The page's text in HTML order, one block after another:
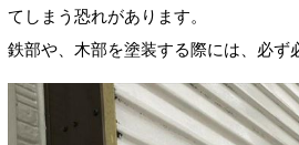
てしまう恐れがあります。
鉄部や、木部を塗装する際には、必ず